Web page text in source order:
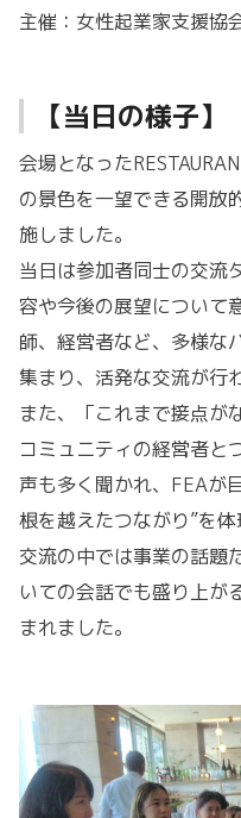
主催：女性起業家支援協
【当日の様子】
会場となった
の景色を一望できる開放
施しました。
当日は参加者同士の交流
容や今後の展望について
師、経営者など、多様な
集まり、活発な交流が行
また、「これまで接点が
コミュニティの経営者と
声も多く聞かれ、FEAが
根を越えたつながり”を体
交流の中では事業の話題
いての会話でも盛り上が
まれました。